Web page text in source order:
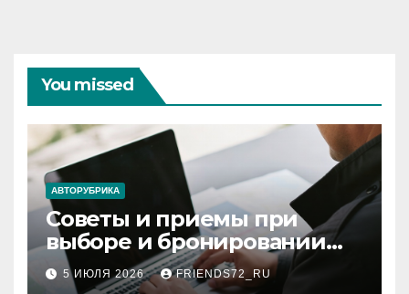
You missed
АВТОРУБРИКА
Советы и приемы при
выборе и бронировании
авиабилетов
5 ИЮЛЯ 2026 FRIENDS72_RU